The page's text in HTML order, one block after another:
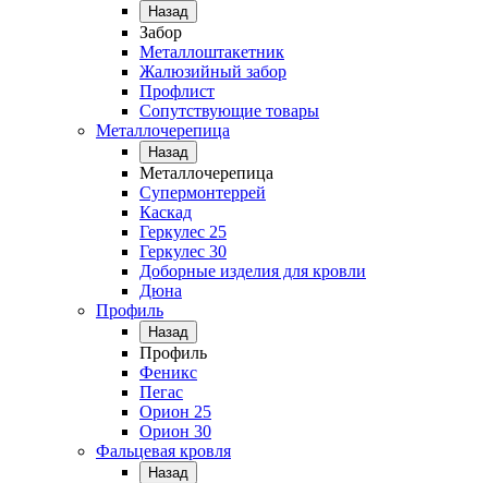
Назад
Забор
Металлоштакетник
Жалюзийный забор
Профлист
Сопутствующие товары
Металлочерепица
Назад
Металлочерепица
Супермонтеррей
Каскад
Геркулес 25
Геркулес 30
Доборные изделия для кровли
Дюна
Профиль
Назад
Профиль
Феникс
Пегас
Орион 25
Орион 30
Фальцевая кровля
Назад